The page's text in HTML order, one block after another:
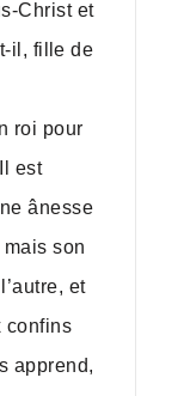
Christ et
il, fille de
roi pour
est
ânesse
son
et
confins
apprend,